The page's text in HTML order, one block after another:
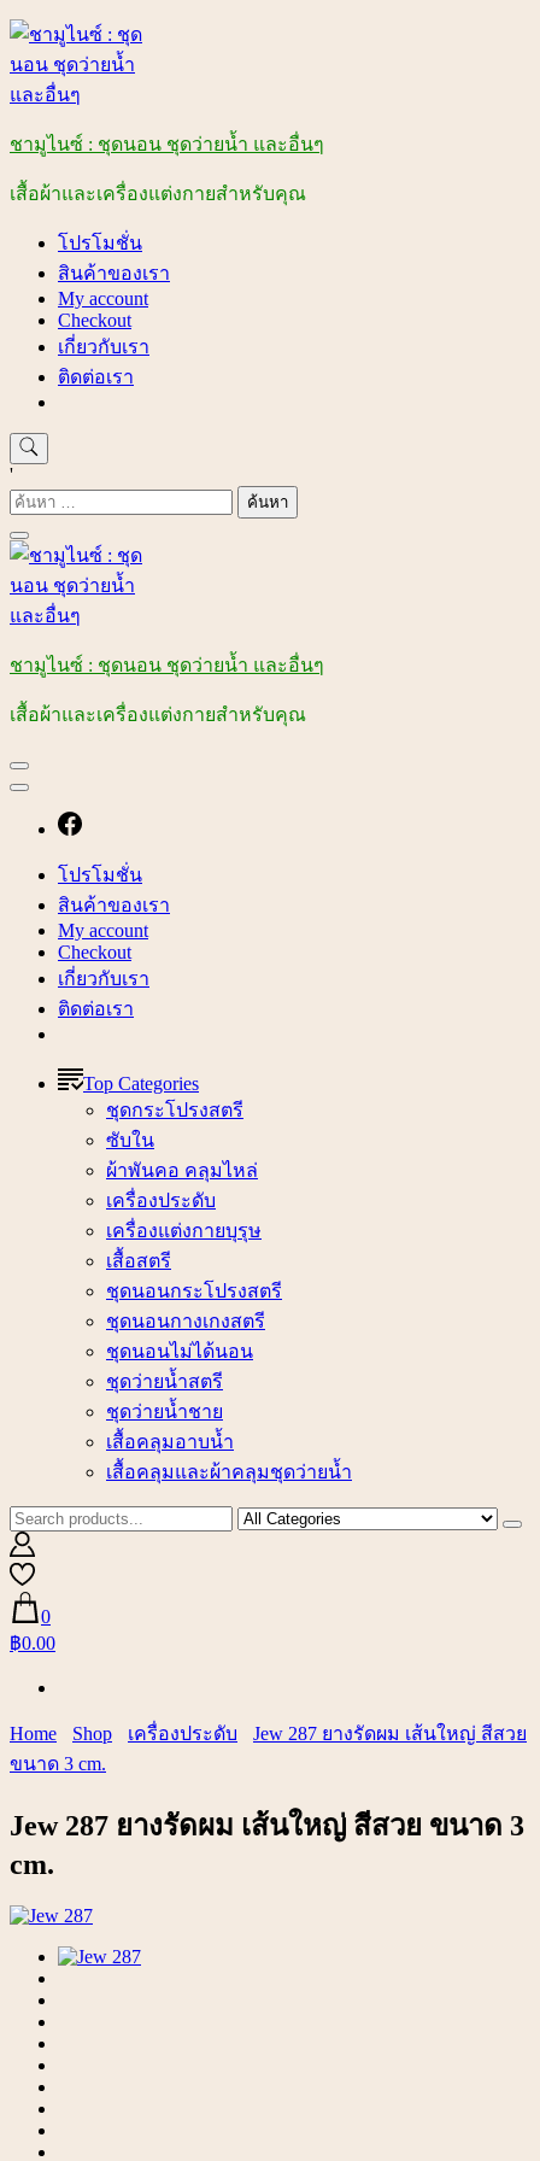
Skip
content
ชามูไนซ์ : ชุดนอน ชุดว่ายน้ำ และอื่นๆ
เสื้อผ้าและเครื่องแต่งกายสำหรับคุณ
โปรโมชั่น
สินค้าของเรา
My account
Checkout
เกี่ยวกับเรา
ติดต่อเรา
'
ค้นหา
สำหรับ:
ชามูไนซ์ : ชุดนอน ชุดว่ายน้ำ และอื่นๆ
เสื้อผ้าและเครื่องแต่งกายสำหรับคุณ
โปรโมชั่น
สินค้าของเรา
My account
Checkout
เกี่ยวกับเรา
ติดต่อเรา
Top Categories
ชุดกระโปรงสตรี
ซับใน
ผ้าพันคอ คลุมไหล่
เครื่องประดับ
เครื่องแต่งกายบุรุษ
เสื้อสตรี
ชุดนอนกระโปรงสตรี
ชุดนอนกางเกงสตรี
ชุดนอนไม่ได้นอน
ชุดว่ายน้ำสตรี
ชุดว่ายน้ำชาย
เสื้อคลุมอาบน้ำ
เสื้อคลุมและผ้าคลุมชุดว่ายน้ำ
0
฿0.00
Home Shop เครื่องประดับ
Jew 287 ยางรัดผม เส้นใหญ่ สีสวย
ขนาด 3 cm.
Jew 287 ยางรัดผม เส้นใหญ่ สีสวย ขนาด 3
cm.